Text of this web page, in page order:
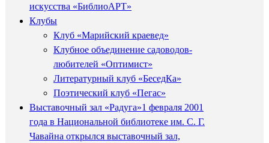
искусства «БиблиоАРТ»
Клубы
Клуб «Марийский краевед»
Клубное объединение садоводов-
любителей «Оптимист»
Литературный клуб «БеседКа»
Поэтический клуб «Пегас»
Выставочный зал «Радуга»1 февраля 2001
года в Национальной библиотеке им. С. Г.
Чавайна открылся выставочный зал,